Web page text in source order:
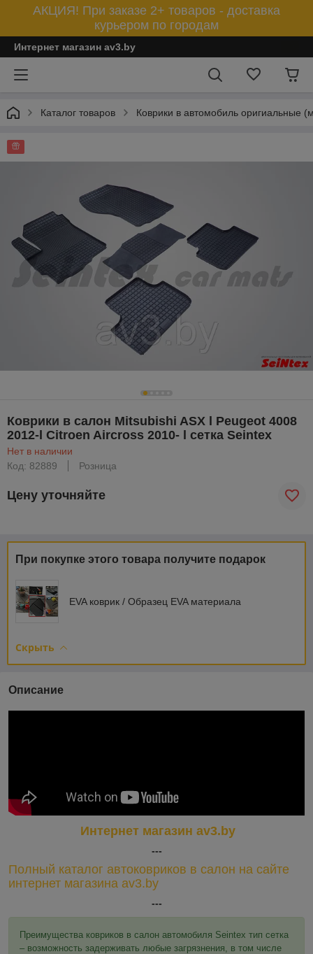
АКЦИЯ! При заказе 2+ товаров - доставка
курьером по городам
Интернет магазин av3.by
Каталог товаров Коврики в автомобиль оригиальные
Коврики в салон Mitsubishi ASX l Peugeot 4008
2012-l Citroen Aircross 2010- l сетка Seintex
Нет в наличии
Код: 82889
Розница
Цену уточняйте
При покупке этого товара получите подарок
EVA коврик / Образец EVA материала
Скрыть
Описание
Интернет магазин av3.by
---
Полный каталог автоковриков в салон на сайте
интернет магазина av3.by
---
Преимущества ковриков в салон автомобиля Seintex тип сетка
– возможность задерживать любые загрязнения, в том числе